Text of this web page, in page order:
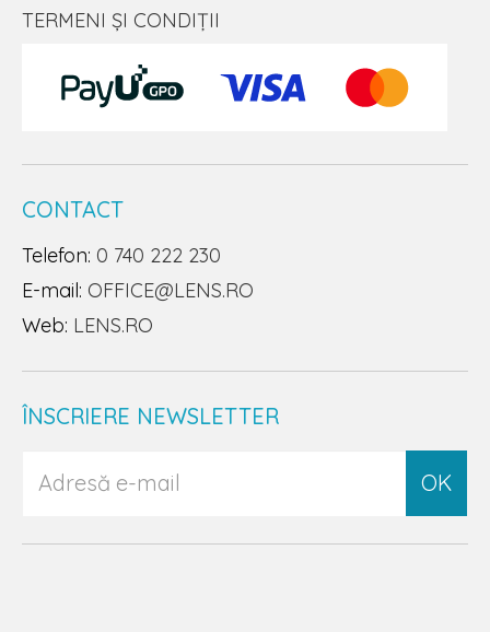
TERMENI ȘI CONDIȚII
CONTACT
Telefon: 0 740 222 230
E-mail: OFFICE@LENS.RO
Web: LENS.RO
ÎNSCRIERE NEWSLETTER
OK